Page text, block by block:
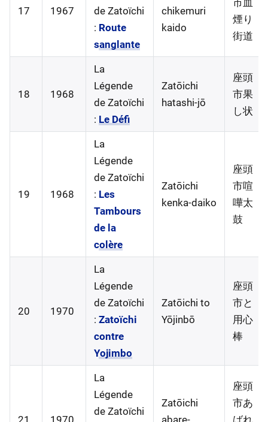
17 1967
de Zatoïchi
: Route
sanglante
chikemuri
kaido
煙り
街道
18 1968
La
Légende
de Zatoïchi
: Le Défi
Zatōichi
hatashi-jō
座頭
市果
し状
19 1968
La
Légende
de Zatoïchi
: Les
Tambours
de la
colère
Zatōichi
kenka-daiko
座頭
市喧
嘩太
鼓
20 1970
La
Légende
de Zatoïchi
: Zatoïchi
contre
Yojimbo
Zatōichi to
Yōjinbō
座頭
市と
用心
棒
21 1970
La
Légende
de Zatoïchi
Zatōichi
abare-
座頭
市あ
ばれ